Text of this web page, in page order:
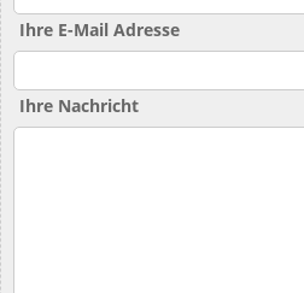
Ihre E-Mail Adresse
Ihre Nachricht